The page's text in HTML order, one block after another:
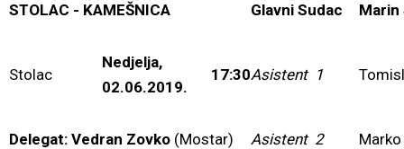
STOLAC - KAMEŠNICA Glavni Sudac Marin
Stolac
Nedjelja,
02.06.2019.
17:30Asistent 1
Delegat: Vedran Zovko (Mostar) Asistent 2